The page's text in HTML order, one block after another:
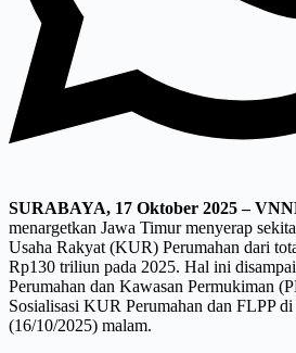
SURABAYA, 17 Oktober 2025 –
menargetkan Jawa Timur menyerap
Usaha Rakyat (KUR) Perumahan dari
Rp130 triliun pada 2025. Hal ini
Perumahan dan Kawasan Permukiman
Sosialisasi KUR Perumahan dan FLPP
(16/10/2025) malam.